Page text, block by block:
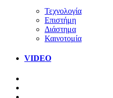
Τεχνολογία
Επιστήμη
Διάστημα
Καινοτομία
VIDEO